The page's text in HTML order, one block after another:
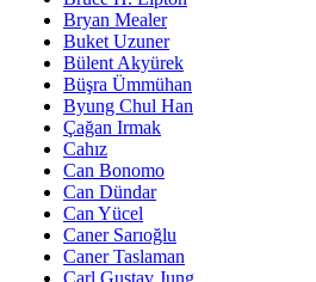
Bryan Mealer
Buket Uzuner
Bülent Akyürek
Büşra Ümmühan
Byung Chul Han
Çağan Irmak
Cahız
Can Bonomo
Can Dündar
Can Yücel
Caner Sarıoğlu
Caner Taslaman